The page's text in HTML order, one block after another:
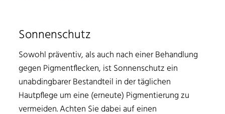
Sonnenschutz
Sowohl präventiv, als auch nach einer Behandlung
gegen Pigmentflecken, ist Sonnenschutz ein
unabdingbarer Bestandteil in der täglichen
Hautpflege um eine (erneute) Pigmentierung zu
vermeiden. Achten Sie dabei auf einen